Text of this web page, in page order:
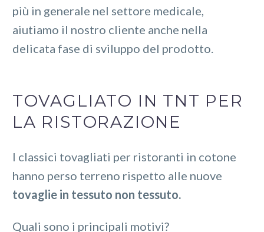
più in generale nel settore medicale,
aiutiamo il nostro cliente anche nella
delicata fase di sviluppo del prodotto.
TOVAGLIATO IN TNT PER
LA RISTORAZIONE
I classici tovagliati per ristoranti in cotone
hanno perso terreno rispetto alle nuove
tovaglie in tessuto non tessuto.
Quali sono i principali motivi?